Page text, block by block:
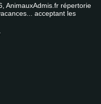
AnimauxAdmis.fr répertorie
acceptant les